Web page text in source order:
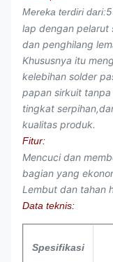
Mereka terdiri dari:
lap dengan pelarut
dan penghilang
Khususnya itu
kelebihan solder
papan sirkuit
tingkat
kualitas produk.
Fitur:
Mencuci dan
bagian yang
Lembut dan tahan
Data teknis:
Spesifikasi